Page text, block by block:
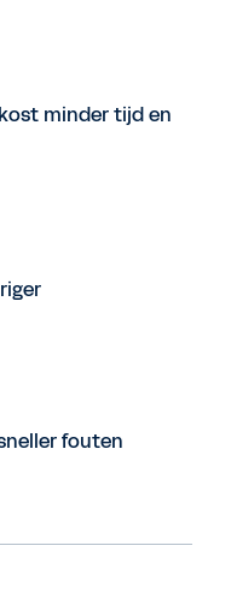
minder tijd en
fouten